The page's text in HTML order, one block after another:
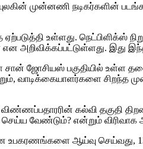
முன்னணி நடிகர்களின்
உள்ளது. நெட்பிளிக்ஸ்
இது இந்திய
சான் ஜோசியஸ் பகுதியில் உள்ள
வாடிக்கையாளர்களை சிறந்த
கல்வி தகுதி
வேண்டும்? என்றும் விரிவாக
உபகரணங்களை ஆய்வு